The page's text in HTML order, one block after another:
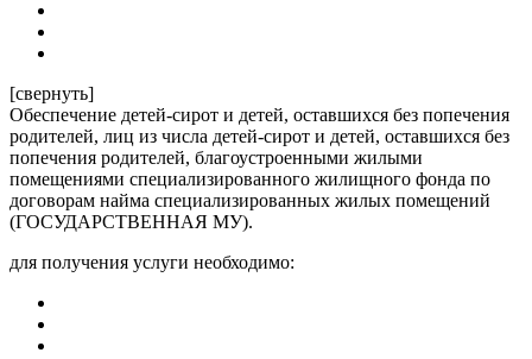
[свернуть]
Обеспечение детей-сирот и детей, оставшихся без попечения
родителей, лиц из числа детей-сирот и детей, оставшихся без
попечения родителей, благоустроенными жилыми
помещениями специализированного жилищного фонда по
договорам найма специализированных жилых помещений
(ГОСУДАРСТВЕННАЯ МУ).
для получения услуги необходимо: